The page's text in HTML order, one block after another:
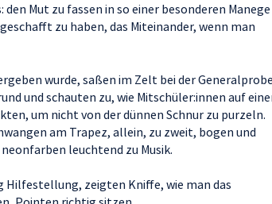
Mut zu fassen in so einer besonderen Manege
zu haben, das Miteinander, wenn man
wurde, saßen im Zelt bei der
und schauten zu, wie Mitschüler:innen auf
um nicht von der dünnen Schnur zu purzeln.
am Trapez, allein, zu zweit, bogen und
leuchtend zu Musik.
Hilfestellung, zeigten Kniffe, wie man das